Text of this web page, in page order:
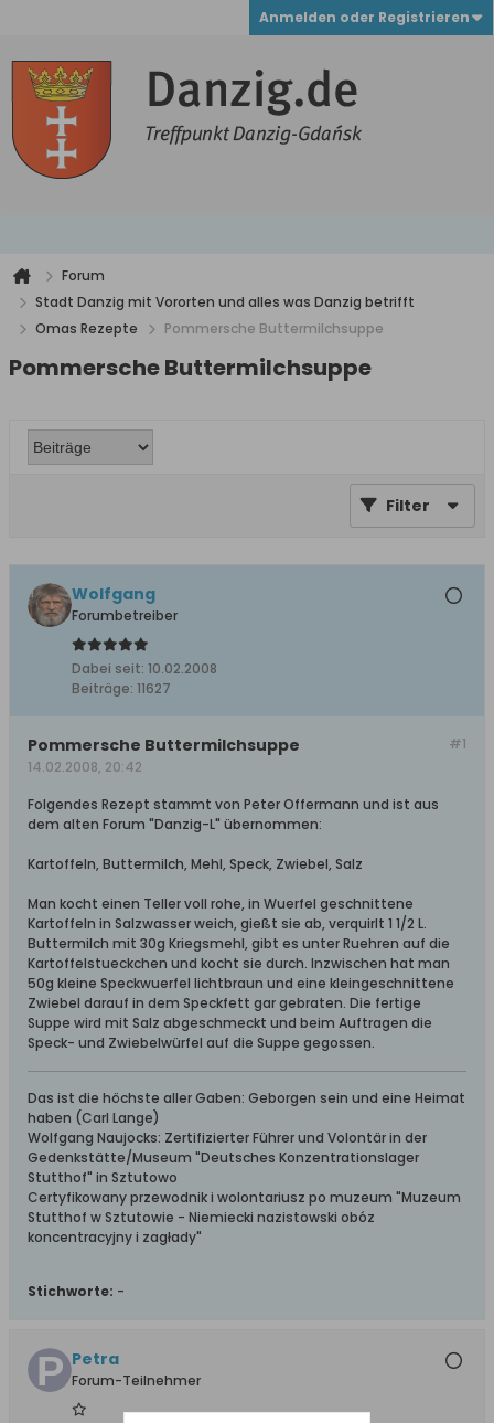
Anmelden oder Registrieren
Forum
Stadt Danzig mit Vororten und alles was Danzig betrifft
Omas Rezepte
Pommersche Buttermilchsuppe
Pommersche Buttermilchsuppe
Filter
Wolfgang
Forumbetreiber
Dabei seit: 10.02.2008
Beiträge: 11627
#1
Pommersche Buttermilchsuppe
14.02.2008, 20:42
Folgendes Rezept stammt von Peter Offermann und ist aus
dem alten Forum "Danzig-L" übernommen:
Kartoffeln, Buttermilch, Mehl, Speck, Zwiebel, Salz
Man kocht einen Teller voll rohe, in Wuerfel geschnittene
Kartoffeln in Salzwasser weich, gießt sie ab, verquirlt 1 1/2 L.
Buttermilch mit 30g Kriegsmehl, gibt es unter Ruehren auf die
Kartoffelstueckchen und kocht sie durch. Inzwischen hat man
50g kleine Speckwuerfel lichtbraun und eine kleingeschnittene
Zwiebel darauf in dem Speckfett gar gebraten. Die fertige
Suppe wird mit Salz abgeschmeckt und beim Auftragen die
Speck- und Zwiebelwürfel auf die Suppe gegossen.
Das ist die höchste aller Gaben: Geborgen sein und eine Heimat
haben (Carl Lange)
Wolfgang Naujocks: Zertifizierter Führer und Volontär in der
Gedenkstätte/Museum "Deutsches Konzentrationslager
Stutthof" in Sztutowo
Certyfikowany przewodnik i wolontariusz po muzeum "Muzeum
Stutthof w Sztutowie - Niemiecki nazistowski obóz
koncentracyjny i zagłady"
Stichworte: -
Petra
Forum-Teilnehmer